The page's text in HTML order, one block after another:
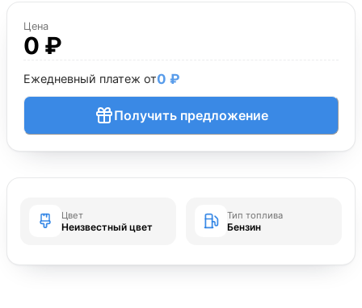
Цена
0 ₽
Ежедневный платеж от0 ₽
Получить предложение
Цвет
Неизвестный цвет
Тип топлива
Бензин